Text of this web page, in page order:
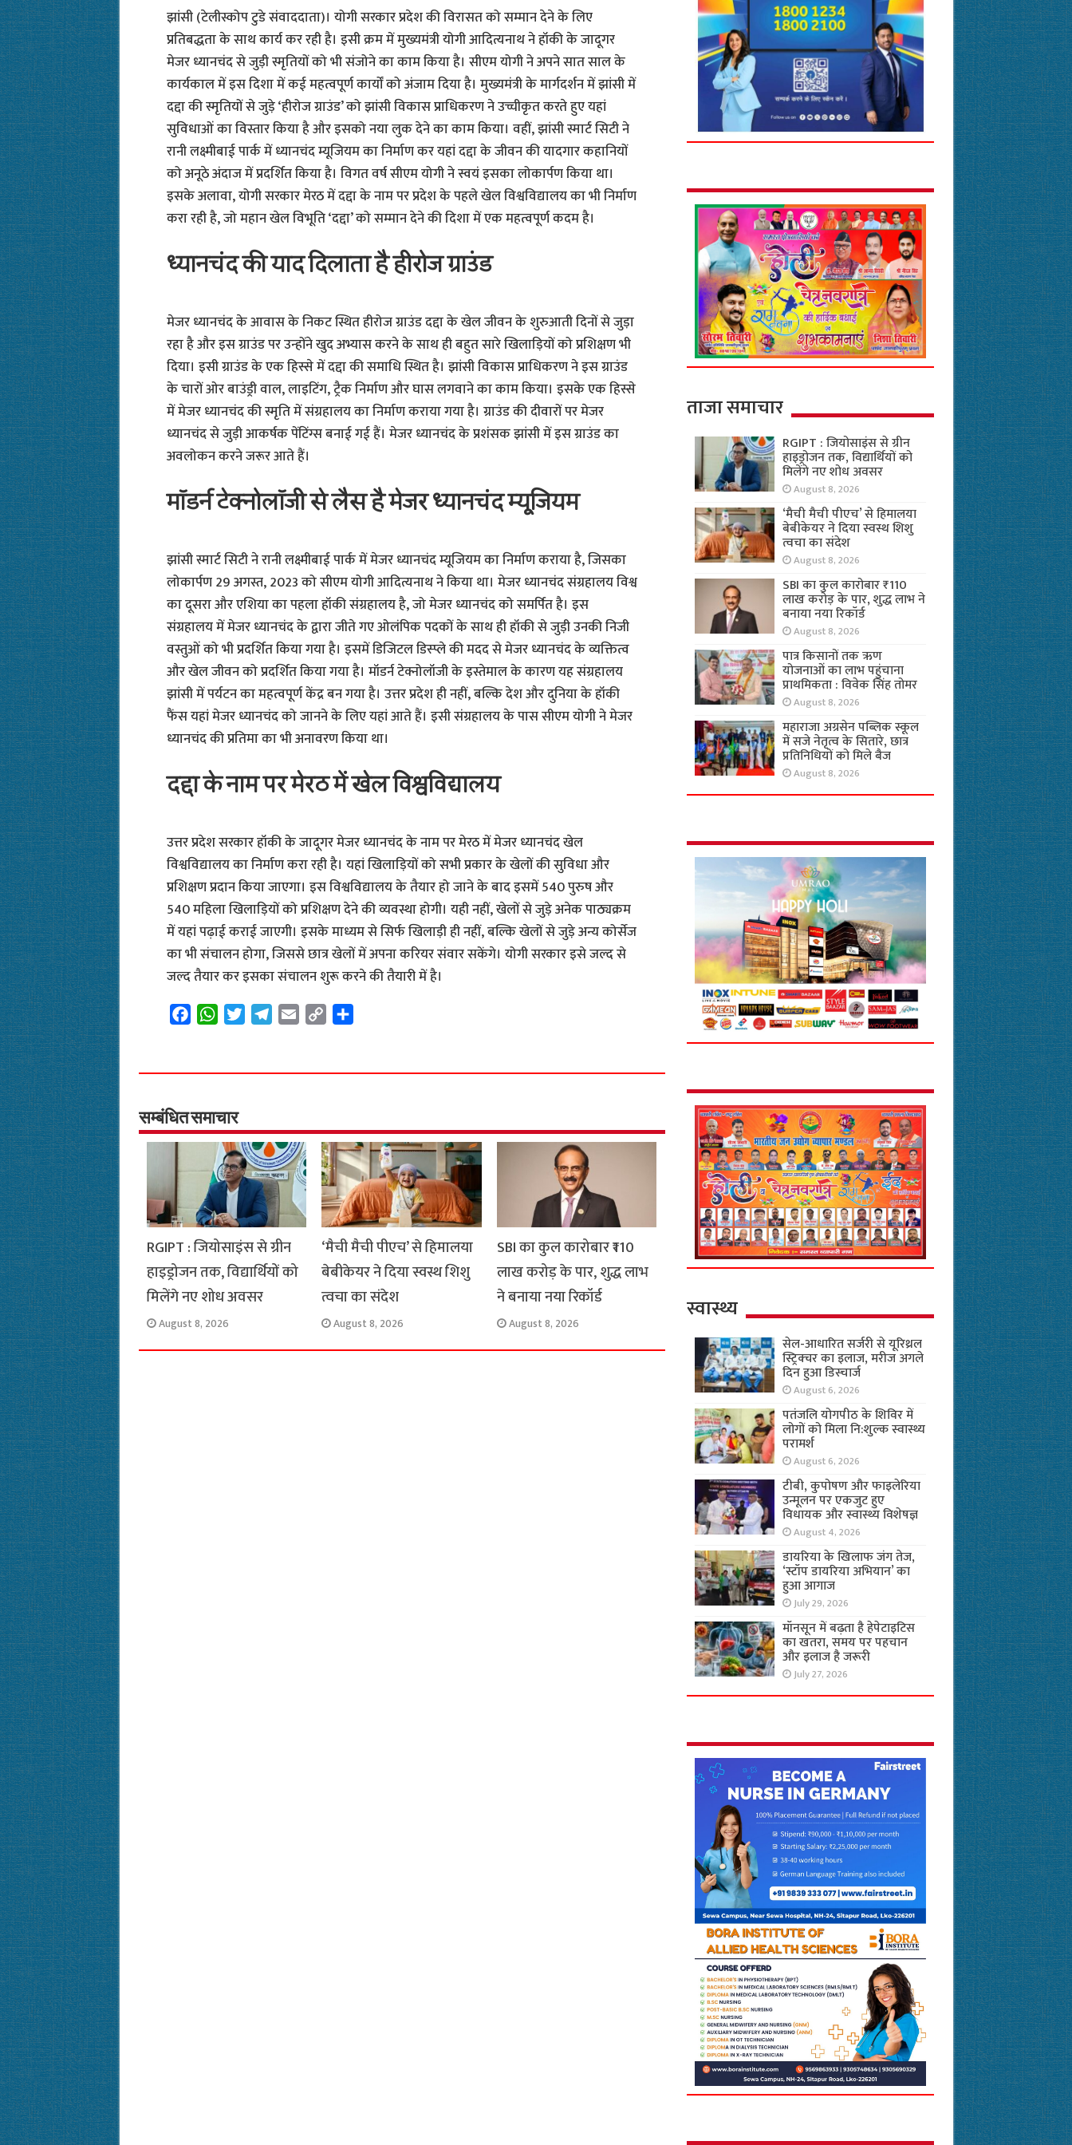
झांसी (टेलीस्कोप टुडे संवाददाता)। योगी सरकार प्रदेश की विरासत को सम्मान देने के लिए
प्रतिबद्धता के साथ कार्य कर रही है। इसी क्रम में मुख्यमंत्री योगी आदित्यनाथ ने हॉकी के जादूगर
मेजर ध्यानचंद से जुड़ी स्मृतियों को भी संजोने का काम किया है। सीएम योगी ने अपने सात साल के
कार्यकाल में इस दिशा में कई महत्वपूर्ण कार्यों को अंजाम दिया है। मुख्यमंत्री के मार्गदर्शन में झांसी में
दद्दा की स्मृतियों से जुड़े ‘हीरोज ग्राउंड’ को झांसी विकास प्राधिकरण ने उच्चीकृत करते हुए यहां
सुविधाओं का विस्तार किया है और इसको नया लुक देने का काम किया। वहीं, झांसी स्मार्ट सिटी ने
रानी लक्ष्मीबाई पार्क में ध्यानचंद म्यूजियम का निर्माण कर यहां दद्दा के जीवन की यादगार कहानियों
को अनूठे अंदाज में प्रदर्शित किया है। विगत वर्ष सीएम योगी ने स्वयं इसका लोकार्पण किया था।
इसके अलावा, योगी सरकार मेरठ में दद्दा के नाम पर प्रदेश के पहले खेल विश्वविद्यालय का भी निर्माण
करा रही है, जो महान खेल विभूति ‘दद्दा’ को सम्मान देने की दिशा में एक महत्वपूर्ण कदम है।
ध्यानचंद की याद दिलाता है हीरोज ग्राउंड
मेजर ध्यानचंद के आवास के निकट स्थित हीरोज ग्राउंड दद्दा के खेल जीवन के शुरुआती दिनों से जुड़ा
रहा है और इस ग्राउंड पर उन्होंने खुद अभ्यास करने के साथ ही बहुत सारे खिलाड़ियों को प्रशिक्षण भी
दिया। इसी ग्राउंड के एक हिस्से में दद्दा की समाधि स्थित है। झांसी विकास प्राधिकरण ने इस ग्राउंड
के चारों ओर बाउंड्री वाल, लाइटिंग, ट्रैक निर्माण और घास लगवाने का काम किया। इसके एक हिस्से
में मेजर ध्यानचंद की स्मृति में संग्रहालय का निर्माण कराया गया है। ग्राउंड की दीवारों पर मेजर
ध्यानचंद से जुड़ी आकर्षक पेंटिंग्स बनाई गई हैं। मेजर ध्यानचंद के प्रशंसक झांसी में इस ग्राउंड का
अवलोकन करने जरूर आते हैं।
मॉडर्न टेक्नोलॉजी से लैस है मेजर ध्यानचंद म्यूजियम
झांसी स्मार्ट सिटी ने रानी लक्ष्मीबाई पार्क में मेजर ध्यानचंद म्यूजियम का निर्माण कराया है, जिसका
लोकार्पण 29 अगस्त, 2023 को सीएम योगी आदित्यनाथ ने किया था। मेजर ध्यानचंद संग्रहालय विश्व
का दूसरा और एशिया का पहला हॉकी संग्रहालय है, जो मेजर ध्यानचंद को समर्पित है। इस
संग्रहालय में मेजर ध्यानचंद के द्वारा जीते गए ओलंपिक पदकों के साथ ही हॉकी से जुड़ी उनकी निजी
वस्तुओं को भी प्रदर्शित किया गया है। इसमें डिजिटल डिस्प्ले की मदद से मेजर ध्यानचंद के व्यक्तित्व
और खेल जीवन को प्रदर्शित किया गया है। मॉडर्न टेक्नोलॉजी के इस्तेमाल के कारण यह संग्रहालय
झांसी में पर्यटन का महत्वपूर्ण केंद्र बन गया है। उत्तर प्रदेश ही नहीं, बल्कि देश और दुनिया के हॉकी
फैंस यहां मेजर ध्यानचंद को जानने के लिए यहां आते हैं। इसी संग्रहालय के पास सीएम योगी ने मेजर
ध्यानचंद की प्रतिमा का भी अनावरण किया था।
दद्दा के नाम पर मेरठ में खेल विश्वविद्यालय
उत्तर प्रदेश सरकार हॉकी के जादूगर मेजर ध्यानचंद के नाम पर मेरठ में मेजर ध्यानचंद खेल
विश्वविद्यालय का निर्माण करा रही है। यहां खिलाड़ियों को सभी प्रकार के खेलों की सुविधा और
प्रशिक्षण प्रदान किया जाएगा। इस विश्वविद्यालय के तैयार हो जाने के बाद इसमें 540 पुरुष और
540 महिला खिलाड़ियों को प्रशिक्षण देने की व्यवस्था होगी। यही नहीं, खेलों से जुड़े अनेक पाठ्यक्रम
में यहां पढ़ाई कराई जाएगी। इसके माध्यम से सिर्फ खिलाड़ी ही नहीं, बल्कि खेलों से जुड़े अन्य कोर्सेज
का भी संचालन होगा, जिससे छात्र खेलों में अपना करियर संवार सकेंगे। योगी सरकार इसे जल्द से
जल्द तैयार कर इसका संचालन शुरू करने की तैयारी में है।
e
o
o
W
t
A
p
p
t
r
e
a
m
i
y
n
k
r
सम्बंधित समाचार
RGIPT : जियोसाइंस से ग्रीन
हाइड्रोजन तक, विद्यार्थियों को
मिलेंगे नए शोध अवसर
August 8, 2026
‘मैची मैची पीएच’ से हिमालया
बेबीकेयर ने दिया स्वस्थ शिशु
त्वचा का संदेश
August 8, 2026
SBI का कुल कारोबार ₹110
लाख करोड़ के पार, शुद्ध लाभ
ने बनाया नया रिकॉर्ड
August 8, 2026
ताजा समाचार
RGIPT : जियोसाइंस से ग्रीन
हाइड्रोजन तक, विद्यार्थियों को
मिलेंगे नए शोध अवसर
August 8, 2026
‘मैची मैची पीएच’ से हिमालया
बेबीकेयर ने दिया स्वस्थ शिशु
त्वचा का संदेश
August 8, 2026
SBI का कुल कारोबार ₹110
लाख करोड़ के पार, शुद्ध लाभ ने
बनाया नया रिकॉर्ड
August 8, 2026
पात्र किसानों तक ऋण
योजनाओं का लाभ पहुंचाना
प्राथमिकता : विवेक सिंह तोमर
August 8, 2026
महाराजा अग्रसेन पब्लिक स्कूल
में सजे नेतृत्व के सितारे, छात्र
प्रतिनिधियों को मिले बैज
August 8, 2026
स्वास्थ्य
सेल-आधारित सर्जरी से यूरिथ्रल
स्ट्रिक्चर का इलाज, मरीज अगले
दिन हुआ डिस्चार्ज
August 6, 2026
पतंजलि योगपीठ के शिविर में
लोगों को मिला नि:शुल्क स्वास्थ्य
परामर्श
August 6, 2026
टीबी, कुपोषण और फाइलेरिया
उन्मूलन पर एकजुट हुए
विधायक और स्वास्थ्य विशेषज्ञ
August 4, 2026
डायरिया के खिलाफ जंग तेज,
‘स्टॉप डायरिया अभियान’ का
हुआ आगाज
July 29, 2026
मॉनसून में बढ़ता है हेपेटाइटिस
का खतरा, समय पर पहचान
और इलाज है जरूरी
July 27, 2026